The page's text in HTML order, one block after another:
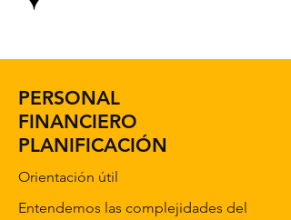
PERSONAL
FINANCIERO
PLANIFICACIÓN
Orientación útil
Entendemos las complejidades del